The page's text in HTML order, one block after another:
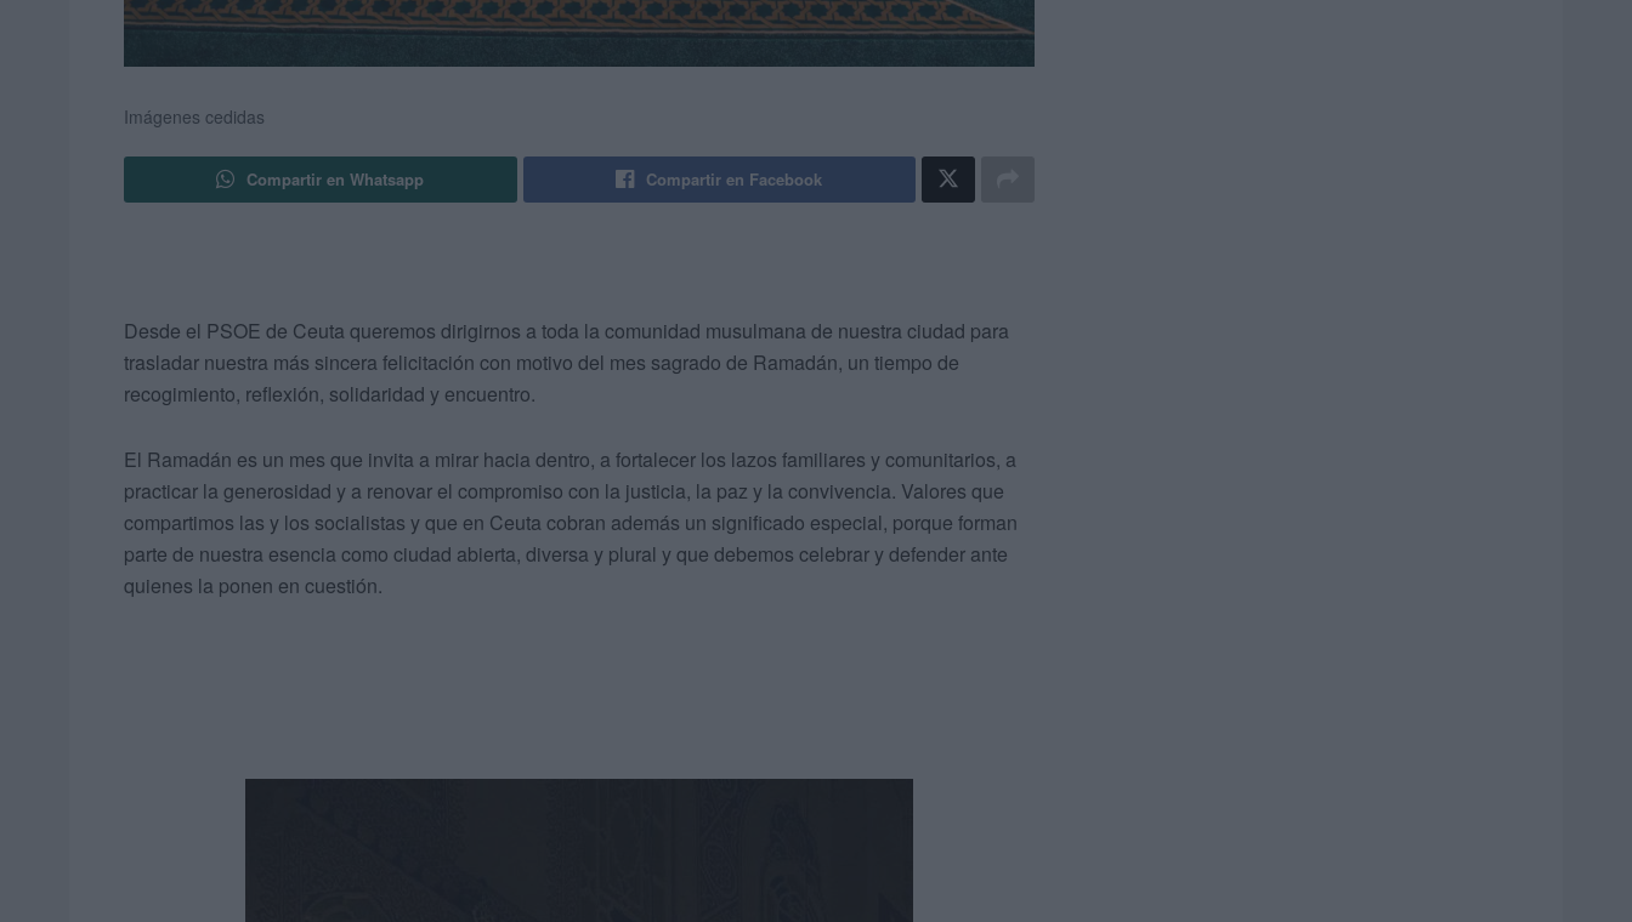
Imágenes cedidas
Compartir en Whatsapp Compartir en Facebook
Desde el PSOE de Ceuta queremos dirigirnos a toda la comunidad musulmana de nuestra ciudad para
trasladar nuestra más sincera felicitación con motivo del mes sagrado de Ramadán, un tiempo de
recogimiento, reflexión, solidaridad y encuentro.
El Ramadán es un mes que invita a mirar hacia dentro, a fortalecer los lazos familiares y comunitarios, a
practicar la generosidad y a renovar el compromiso con la justicia, la paz y la convivencia. Valores que
compartimos las y los socialistas y que en Ceuta cobran además un significado especial, porque forman
parte de nuestra esencia como ciudad abierta, diversa y plural y que debemos celebrar y defender ante
quienes la ponen en cuestión.